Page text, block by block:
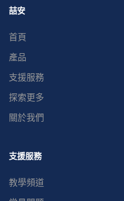
喆安
首頁
產品
支援服務
探索更多
關於我們
支援服務
教學頻道